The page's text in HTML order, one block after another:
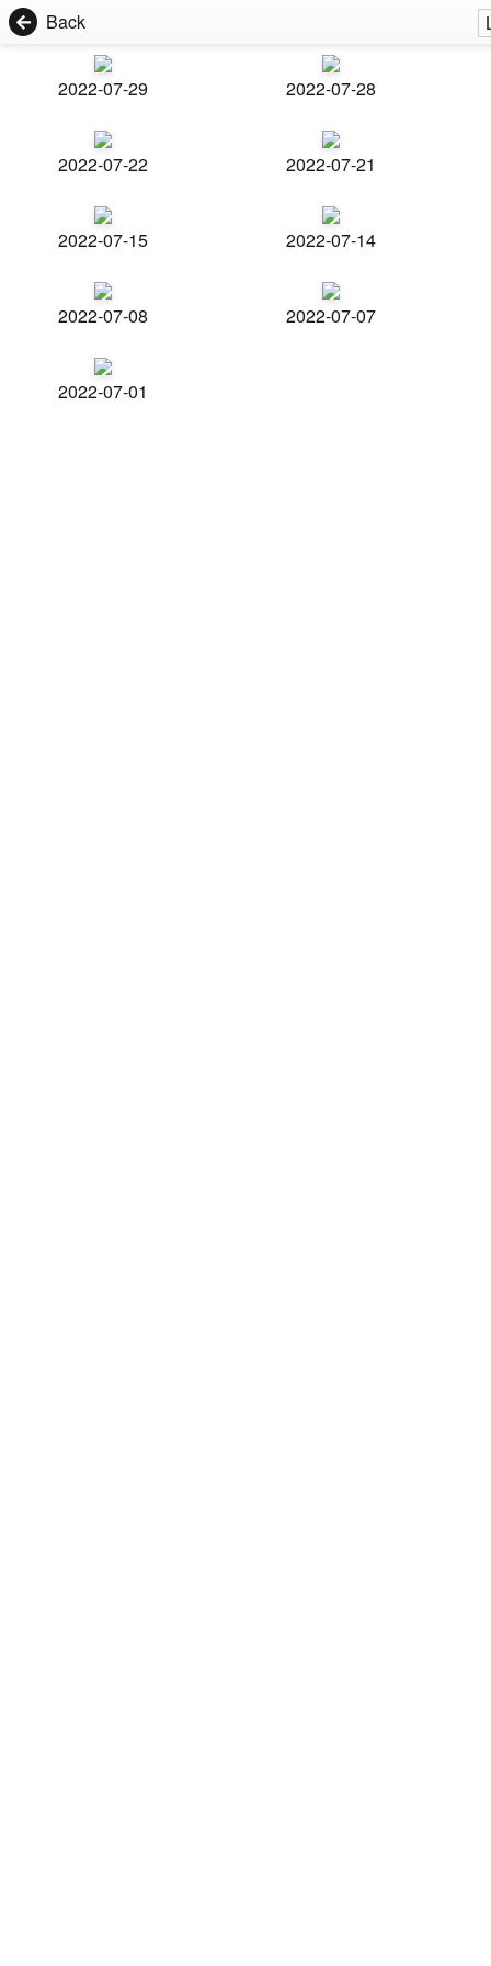
Back
2022-07-29 2022-07-28
2022-07-22 2022-07-21
2022-07-15 2022-07-14
2022-07-08 2022-07-07
2022-07-01